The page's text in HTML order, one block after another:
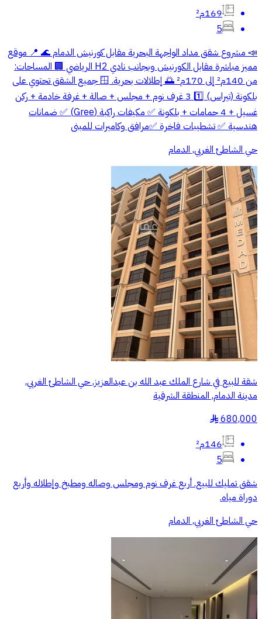
169م²
5
📣 مشروع شقق مداد الواجهة البحرية مقابل كورنيش الدمام 🌊 📍 موقع
مميز مباشرة مقابل الكورنيش وبجانب نادي H2 الرياضي 🏢 المساحات:
من 140م² إلى 170م² 🌅 إطلالات بحرية. 🪟 جميع الشقق تحتوي على
بلكونة (تيراس) 1️⃣ 3 غرف نوم + مجلس + صالة + غرفة خادمة + ركن
غسيل + 4 حمامات + بلكونة ✅ مكيفات راكبة (Gree) ✅ ضمانات
هندسية ✅ تشطيبات فاخرة ✅مرافق وكاميرات للمبنى
حي الشاطئ الغربي, الدمام
شقة للبيع في شارع الملك عبد الله بن عبدالعزيز, حي الشاطئ الغربي,
مدينة الدمام, المنطقة الشرقية
680,000
§
146م²
5
شقق تمليك للبيع. أربع غرف نوم ومجلس وصاله ومطبخ وإطلاله وأربع
دوراة مياه.
حي الشاطئ الغربي, الدمام